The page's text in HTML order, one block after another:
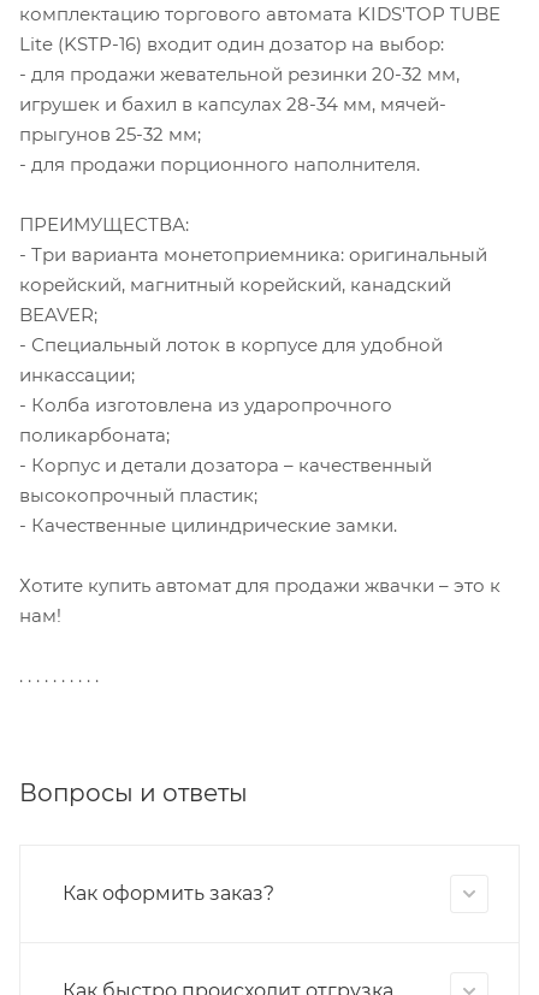
комплектацию торгового автомата KIDS'TOP TUBE
Lite (KSTP-16) входит один дозатор на выбор:
- для продажи жевательной резинки 20-32 мм,
игрушек и бахил в капсулах 28-34 мм, мячей-
прыгунов 25-32 мм;
- для продажи порционного наполнителя.
ПРЕИМУЩЕСТВА:
- Три варианта монетоприемника: оригинальный
корейский, магнитный корейский, канадский
BEAVER;
- Специальный лоток в корпусе для удобной
инкассации;
- Колба изготовлена из ударопрочного
поликарбоната;
- Корпус и детали дозатора – качественный
высокопрочный пластик;
- Качественные цилиндрические замки.
Хотите купить автомат для продажи жвачки – это к
нам!
. . . . . . . . . .
Вопросы и ответы
Как оформить заказ?
Как быстро происходит отгрузка